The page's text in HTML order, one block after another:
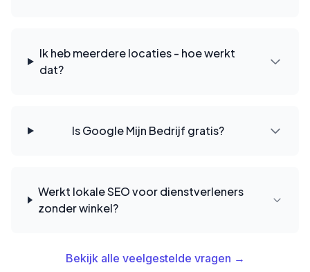
Ik heb meerdere locaties - hoe werkt
dat?
Is Google Mijn Bedrijf gratis?
Werkt lokale SEO voor dienstverleners
zonder winkel?
Bekijk alle veelgestelde vragen →